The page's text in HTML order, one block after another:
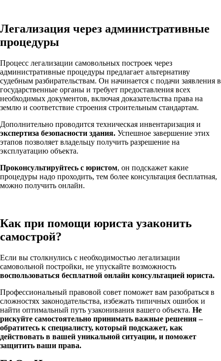
Легализация через административные
процедуры
Процесс легализации самовольных построек через
административные процедуры предлагает альтернативу
судебным разбирательствам. Он начинается с подачи заявления в
государственные органы и требует предоставления всех
необходимых документов, включая доказательства права на
землю и соответствие строения строительным стандартам.
Дополнительно проводится техническая инвентаризация и
экспертиза безопасности здания. Успешное завершение этих
этапов позволяет владельцу получить разрешение на
эксплуатацию объекта.
Проконсультируйтесь с юристом, он подскажет какие
процедуры надо проходить, тем более консультация бесплатная,
можно получить онлайн.
Как при помощи юриста узаконить
самострой?
Если вы столкнулись с необходимостью легализации
самовольной постройки, не упускайте возможность
воспользоваться бесплатной онлайн консультацией юриста.
Профессиональный правовой совет поможет вам разобраться в
сложностях законодательства, избежать типичных ошибок и
найти оптимальный путь узаконивания вашего объекта. Не
рискуйте самостоятельно принимать важные решения –
обратитесь к специалисту, который подскажет, как
действовать в вашей уникальной ситуации, и поможет
защитить ваши права.